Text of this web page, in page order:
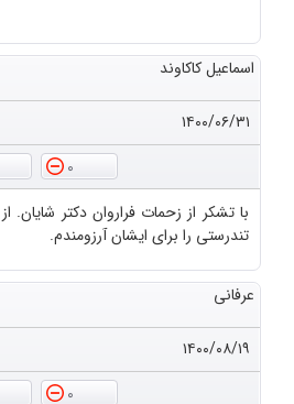
اسماعیل کاکاوند
۱۴۰۰/۰۶/۳۱
0
با تشکر از زحمات فراروان دکتر شایان.
تندرستی را برای ایشان آرزومندم.
عرفانی
۱۴۰۰/۰۸/۱۹
0